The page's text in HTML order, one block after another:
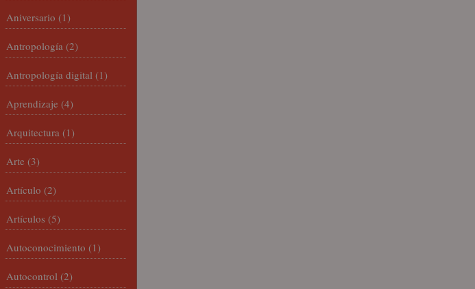
Aniversario (1)
Antropología (2)
Antropología digital (1)
Aprendizaje (4)
Arquitectura (1)
Arte (3)
Artículo (2)
Artículos (5)
Autoconocimiento (1)
Autocontrol (2)